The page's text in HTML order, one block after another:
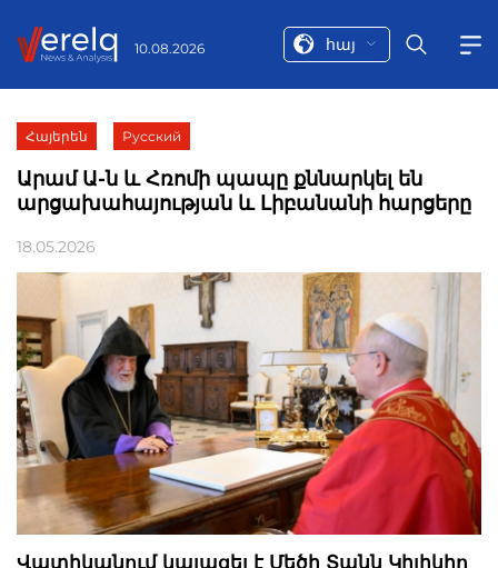
10.08.2026 հայ
Հայերեն Русский
Արամ Ա-ն և Հռոմի պապը քննարկել են
արցախահայության և Լիբանանի հարցերը
18.05.2026
Վատիկանում կայացել է Մեծի Տանն Կիլիկիո